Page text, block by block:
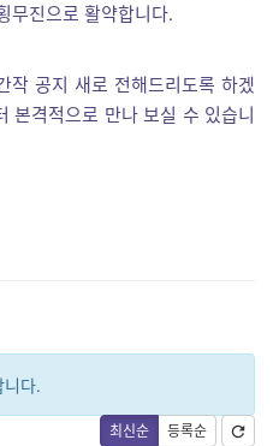
무진으로 활약합니다.
작 공지 새로 전해드리도록 하겠
본격적으로 만나 보실 수 있습니
다.
최신순 등록순